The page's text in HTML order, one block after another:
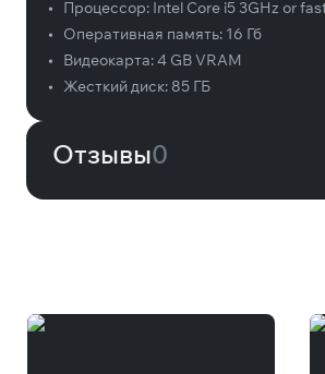
•
Процессор: Intel Core i5 3GHz or
•
Оперативная память: 16 Гб
•
Видеокарта:4 GB VRAM
•
Жесткий диск: 85 ГБ
Отзывы0